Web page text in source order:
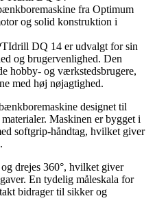
fra Optimum
og solid konstruktion i
DQ 14 er udvalgt for sin
og brugervenlighed. Den
hobby- og værkstedsbrugere,
med høj nøjagtighed.
designet til
Maskinen er bygget i
softgrip-håndtag, hvilket giver
drejes 360°, hvilket giver
En tydelig måleskala for
bidrager til sikker og